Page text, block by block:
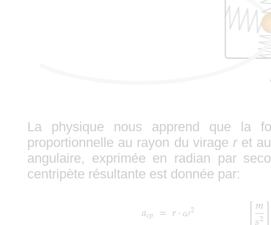
La physique nous apprend que la
proportionnelle au rayon du virage ret
angulaire, exprimée en radian par
centripète résultante est donnée par: